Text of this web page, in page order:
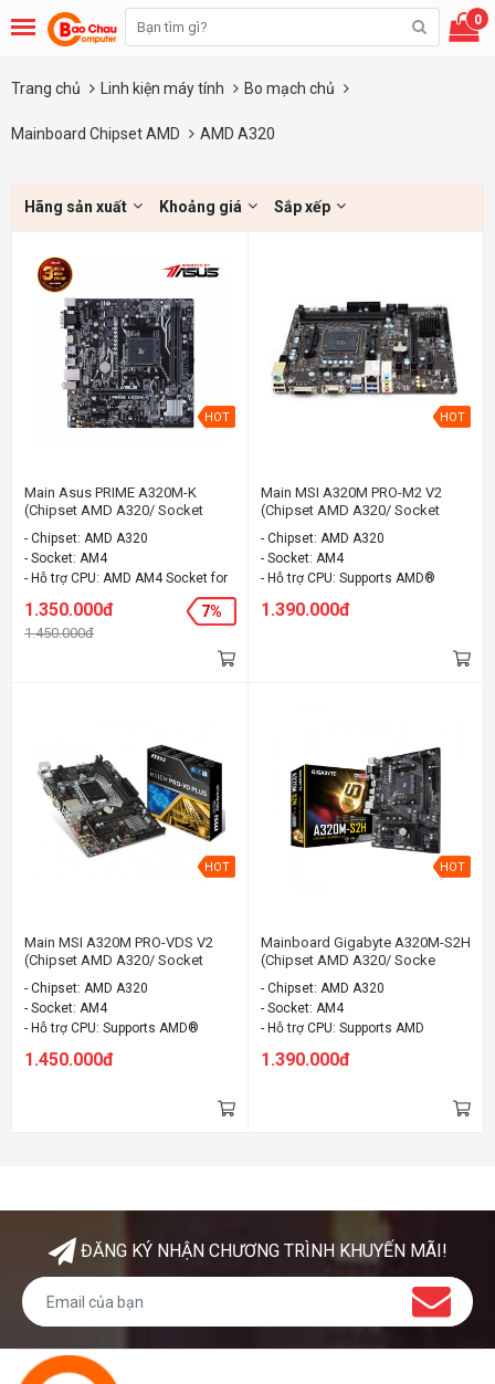
0
Trang chủ Linh kiện máy tính Bo mạch chủ
Mainboard Chipset AMD AMD A320
Hãng sản xuất Khoảng giá Sắp xếp
HOT
Main Asus PRIME A320M-K
(Chipset AMD A320/ Socket
- Chipset: AMD A320
- Socket: AM4
- Hỗ trợ CPU: AMD AM4 Socket for
AMD Ryzen™/7th Generation A-
series/Athlon™ Processors
- Cạc đồ họa: VGA onboard
1.350.000đ
1.450.000đ
7%
HOT
Main MSI A320M PRO-M2 V2
(Chipset AMD A320/ Socket
- Chipset: AMD A320
- Socket: AM4
- Hỗ trợ CPU: Supports AMD®
Ryzen™ with Radeon™ Vega
1.390.000đ
HOT
Main MSI A320M PRO-VDS V2
(Chipset AMD A320/ Socket
AM4/ VGA onboard)
- Chipset: AMD A320
- Socket: AM4
- Hỗ trợ CPU: Supports AMD®
Ryzen™ with Radeon™ Vega
1.450.000đ
HOT
Mainboard Gigabyte A320M-S2H
(Chipset AMD A320/ Socke
AM3/ VGA Onboard)
- Chipset: AMD A320
- Socket: AM4
- Hỗ trợ CPU: Supports AMD
series/ Athlon™ Processors
1.390.000đ
ĐĂNG KÝ NHẬN CHƯƠNG TRÌNH KHUYẾN MÃI!